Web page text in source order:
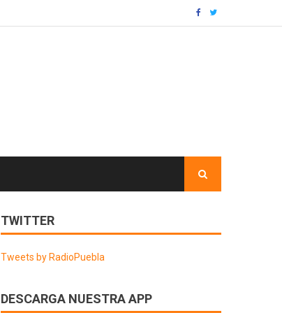
TWITTER
Tweets by RadioPuebla
DESCARGA NUESTRA APP